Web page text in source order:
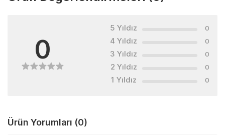
0
5 Yıldız 0
4 Yıldız 0
3 Yıldız 0
2 Yıldız 0
1 Yıldız 0
Ürün Yorumları (0)